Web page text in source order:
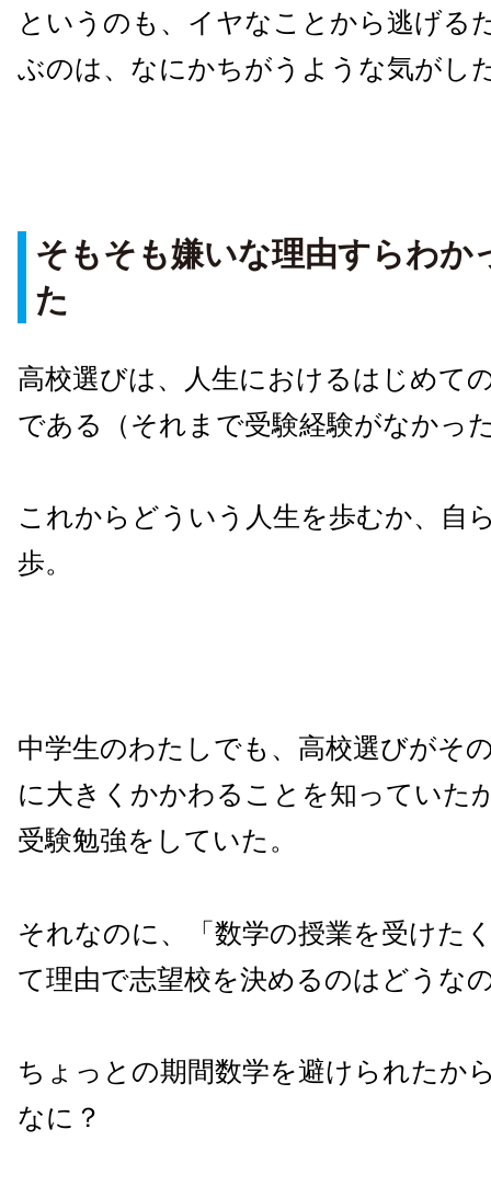
というのも、イヤなことから逃げる
ぶのは、なにかちがうような気がし
そもそも嫌いな理由すらわか
た
高校選びは、人生におけるはじめて
である（それまで受験経験がなかっ
これからどういう人生を歩むか、自
歩。
中学生のわたしでも、高校選びがそ
に大きくかかわることを知っていた
受験勉強をしていた。
それなのに、「数学の授業を受けた
て理由で志望校を決めるのはどうな
ちょっとの期間数学を避けられたか
なに？